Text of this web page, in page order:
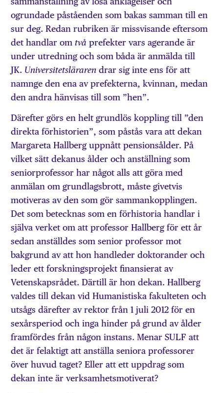
ogrundade påståenden som bakas samman till en
sur deg. Redan rubriken är missvisande eftersom
det handlar omtvå prefekter vars agerande är
under utredning och som båda är anmälda till
JK. Universitetsläraren drar sig inte ens för att
namnge den ena av prefekterna, kvinnan, medan
den andra hänvisas till som ”hen”.
Därefter görs en helt grundlös koppling till ”den
direkta förhistorien”, som påstås vara att dekan
Margareta Hallberg uppnått pensionsålder. På
vilket sätt dekanus ålder och anställning som
seniorprofessor har något alls att göra med
anmälan om grundlagsbrott, måste givetvis
motiveras av den som gör sammankopplingen.
Det som betecknas som en förhistoria handlar i
själva verket om att professor Hallberg för ett år
sedan anställdes som senior professor mot
bakgrund av att hon handleder doktorander och
leder ett forskningsprojekt finansierat av
Vetenskapsrådet. Därtill är hon dekan. Hallberg
valdes till dekan vid Humanistiska fakulteten och
utsågs därefter av rektor från 1 juli 2012 för en
sexårsperiod och inga hinder på grund av ålder
framfördes från någon instans. Menar SULF att
det är felaktigt att anställa seniora professorer
över huvud taget? Eller att ett uppdrag som
dekan inte är verksamhetsmotiverat?